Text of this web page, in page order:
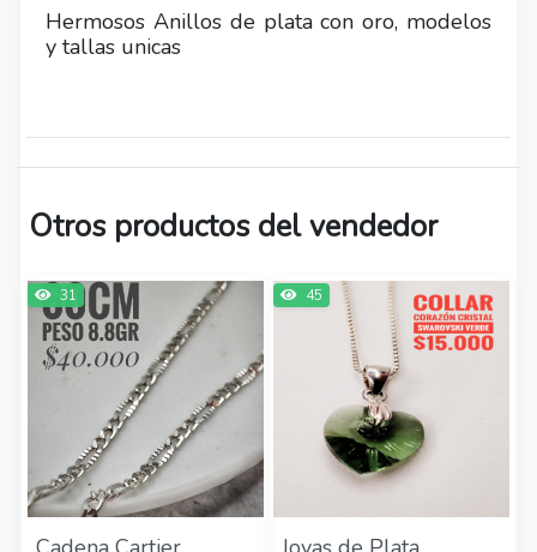
Hermosos Anillos de plata con oro, modelos
y tallas unicas
Otros productos del vendedor
31 45